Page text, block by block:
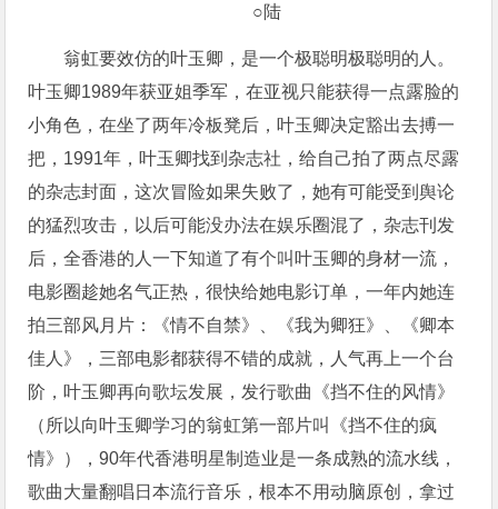
○陆
翁虹要效仿的叶玉卿，是一个极聪明极聪明的人。
叶玉卿1989年获亚姐季军，在亚视只能获得一点露脸的
小角色，在坐了两年冷板凳后，叶玉卿决定豁出去搏一
把，1991年，叶玉卿找到杂志社，给自己拍了两点尽露
的杂志封面，这次冒险如果失败了，她有可能受到舆论
的猛烈攻击，以后可能没办法在娱乐圈混了，杂志刊发
后，全香港的人一下知道了有个叫叶玉卿的身材一流，
电影圈趁她名气正热，很快给她电影订单，一年内她连
拍三部风月片：《情不自禁》、《我为卿狂》、《卿本
佳人》，三部电影都获得不错的成就，人气再上一个台
阶，叶玉卿再向歌坛发展，发行歌曲《挡不住的风情》
（所以向叶玉卿学习的翁虹第一部片叫《挡不住的疯
情》），90年代香港明星制造业是一条成熟的流水线，
歌曲大量翻唱日本流行音乐，根本不用动脑原创，拿过